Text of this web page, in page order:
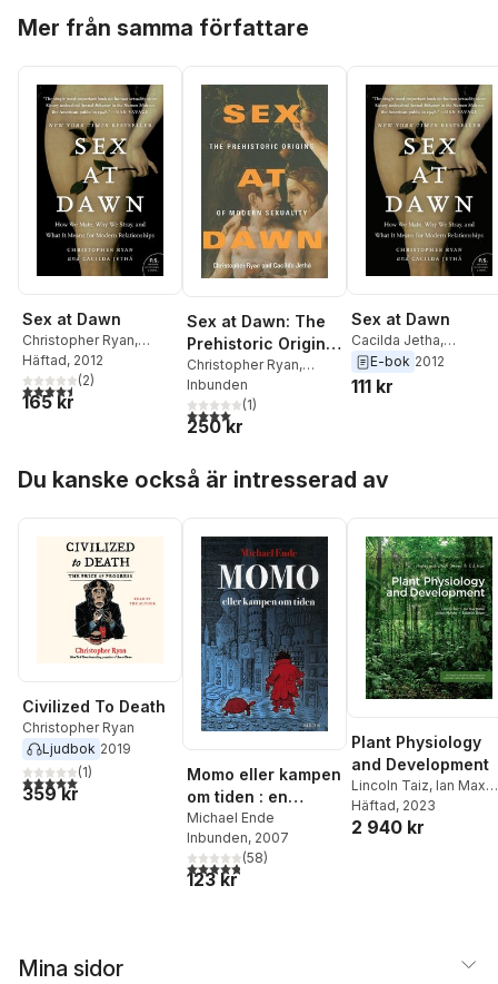
Mer från samma författare
Sex at Dawn
Christopher Ryan,
Cacilda Jetha
Häftad, 2012
4,5utav 5 stjärnor. Totalt antal röster:
(2)
165 kr
Sex at Dawn: The
Prehistoric Origins
of Modern
Sexuality
Christopher Ryan,
Cacilda Jetha
Inbunden
4,0utav 5 stjärnor. Totalt antal röster:
(1)
250 kr
Sex at Dawn
Cacilda Jetha,
Christopher Ryan
E-bok 2012
111 kr
Du kanske också är intresserad av
Civilized To Death
Christopher Ryan
Ljudbok 2019
5,0utav 5 stjärnor. Totalt antal röster:
(1)
359 kr
Momo eller kampen
om tiden : en
sagoroman
Michael Ende
Inbunden, 2007
4,8utav 5 stjärnor. Totalt antal röster:
(58)
123 kr
Plant Physiology
and Development
Lincoln Taiz, Ian Max
Møller, Angus Murphy
Eduardo Zeiger,
Häftad, 2023
2 940 kr
Mina sidor